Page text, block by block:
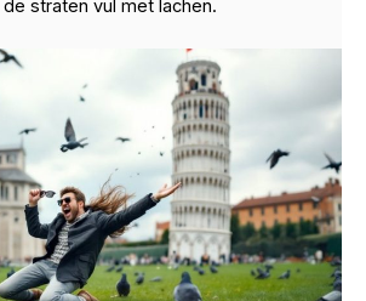
straten vul met lachen.